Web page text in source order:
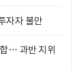
자자 불만
… 과반 지위